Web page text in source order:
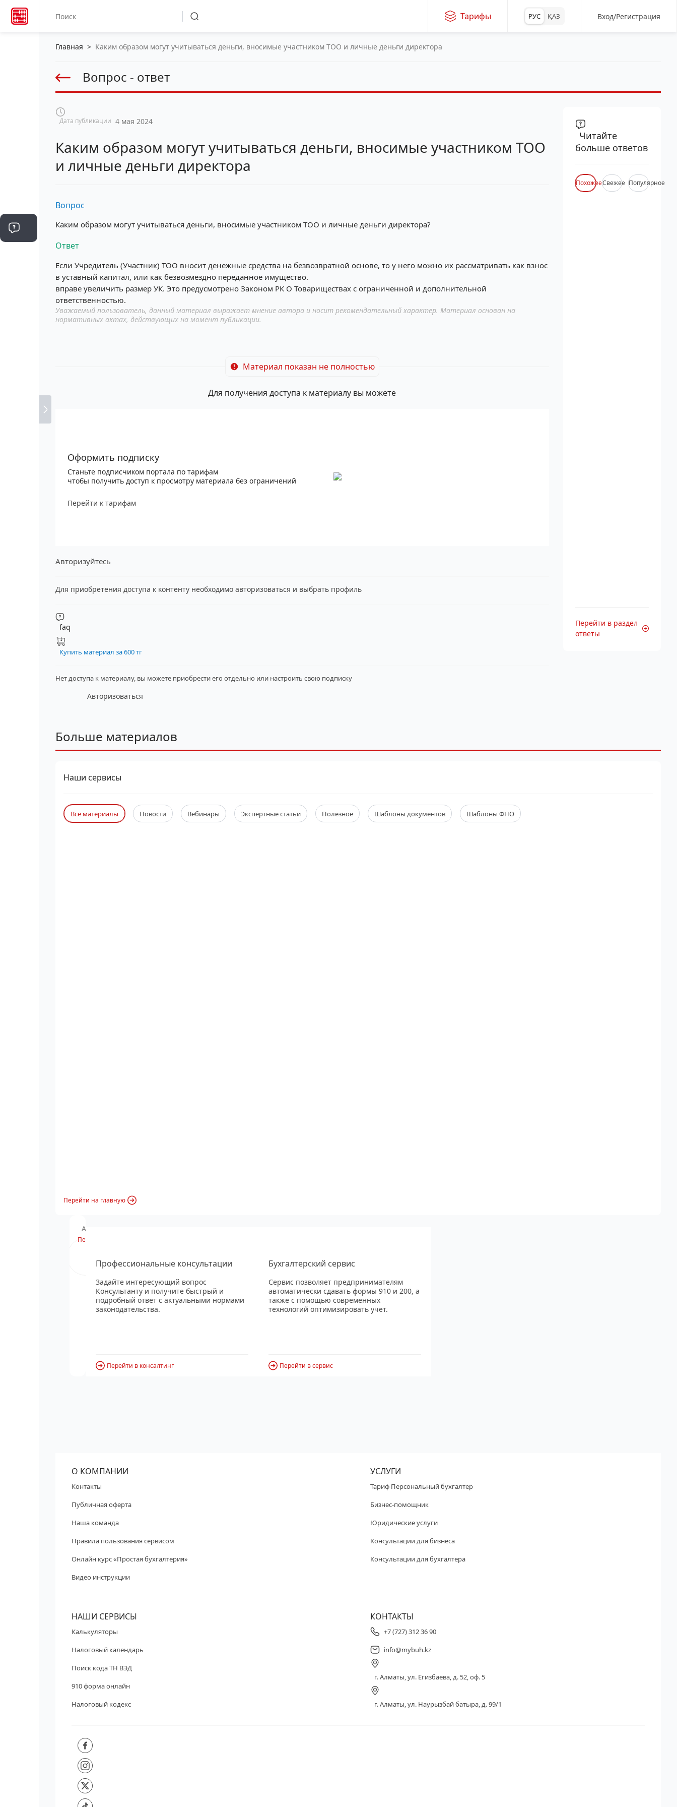
Тарифы РУС ҚАЗ Вход/Регистрация
Главная > Каким образом могут учитываться деньги, вносимые участником ТОО и личные деньги директора
Вопрос - ответ
Дата публикации 4 мая 2024
Каким образом могут учитываться деньги, вносимые участником ТОО
и личные деньги директора
Вопрос
Каким образом могут учитываться деньги, вносимые участником ТОО и личные деньги директора?
Ответ
Если Учредитель (Участник) ТОО вносит денежные средства на безвозвратной основе, то у него можно их рассматривать как взнос
в уставный капитал, или как безвозмездно переданное имущество.
вправе увеличить размер УК. Это предусмотрено Законом РК О Товариществах с ограниченной и дополнительной
ответственностью.
Уважаемый пользователь, данный материал выражает мнение автора и носит рекомендательный характер. Материал основан на
нормативных актах, действующих на момент публикации.
Материал показан не полностью
Для получения доступа к материалу вы можете
Оформить подписку
Станьте подписчиком портала по тарифам
чтобы получить доступ к просмотру материала без ограничений
Перейти к тарифам
Авторизуйтесь
Для приобретения доступа к контенту необходимо авторизоваться и выбрать профиль
faq
Купить материал за 600 тг
Нет доступа к материалу, вы можете приобрести его отдельно или настроить свою подписку
Авторизоваться
Читайте
больше ответов
ПохожееСвежее Популярное
Перейти в раздел
ответы
Больше материалов
Наши сервисы
Все материалы Новости Вебинары Экспертные статьи Полезное Шаблоны документов Шаблоны ФНО
Перейти на главную
Анонс вебинара
Перейти
Профессиональные консультации
Задайте интересующий вопрос
Консультанту и получите быстрый и
подробный ответ с актуальными нормами
законодательства.
Перейти в консалтинг
Бухгалтерский сервис
Сервис позволяет предпринимателям
автоматически сдавать формы 910 и 200, а
также с помощью современных
технологий оптимизировать учет.
Перейти в сервис
О КОМПАНИИ
Контакты
Публичная оферта
Наша команда
Правила пользования сервисом
Онлайн курс «Простая бухгалтерия»
Видео инструкции
УСЛУГИ
Тариф Персональный бухгалтер
Бизнес-помощник
Юридические услуги
Консультации для бизнеса
Консультации для бухгалтера
НАШИ СЕРВИСЫ
Калькуляторы
Налоговый календарь
Поиск кода ТН ВЭД
910 форма онлайн
Налоговый кодекс
КОНТАКТЫ
+7 (727) 312 36 90
info@mybuh.kz
г. Алматы, ул. Егизбаева, д. 52, оф. 5
г. Алматы, ул. Наурызбай батыра, д. 99/1